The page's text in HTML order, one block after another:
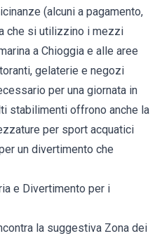
(alcuni a pagamento,
che si utilizzino i mezzi
a Chioggia e alle aree
gelaterie e negozi
per una giornata in
stabilimenti offrono anche la
per sport acquatici
un divertimento che
e Divertimento per i
la suggestiva Zona dei